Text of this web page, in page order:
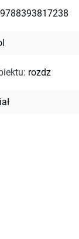
: rozdz